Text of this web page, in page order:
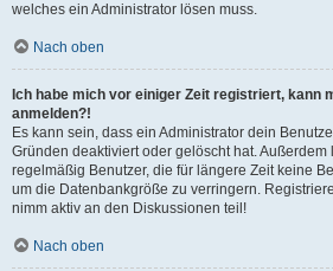
welches ein Administrator lösen muss.
Nach oben
Ich habe mich vor einiger Zeit registriert, kann
anmelden?!
Es kann sein, dass ein Administrator dein
Gründen deaktiviert oder gelöscht hat.
regelmäßig Benutzer, die für längere Zeit keine
um die Datenbankgröße zu verringern.
nimm aktiv an den Diskussionen teil!
Nach oben